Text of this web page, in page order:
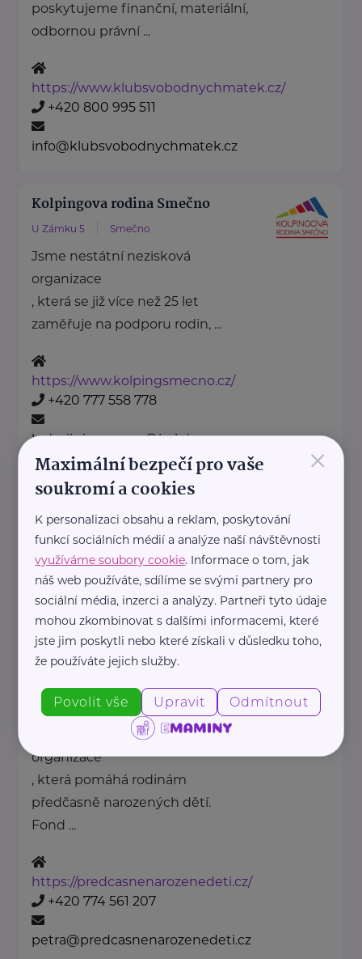
poskytujeme finanční, materiální,
odbornou právní ...
https://www.klubsvobodnychmatek.cz/
+420 800 995 511
info@klubsvobodnychmatek.cz
Kolpingova rodina Smečno
U Zámku 5 Smečno
Jsme nestátní nezisková
organizace
, která se již více než 25 let
zaměřuje na podporu rodin, ...
https://www.kolpingsmecno.cz/
+420 777 558 778
ludmila.janzurova@kolpingsmecno.cz
Ministerstvo práce a sociálních věcí ČR
Na Poříčním právu 1/376 Praha 2
https://www.mpsv.cz/
+420 950 191 111
posta@mpsv.cz
Nadační fond pro předčasně
narozené děti
Nadační fond pro předčasně
narozené děti je nezisková
organizace
, která pomáhá rodinám
předčasně narozených dětí.
Fond ...
https://predcasnenarozenedeti.cz/
+420 774 561 207
petra@predcasnenarozenedeti.cz
×
Maximální bezpečí pro vaše
soukromí a cookies
K personalizaci obsahu a reklam, poskytování
funkcí sociálních médií a analýze naší návštěvnosti
využíváme soubory cookie. Informace o tom, jak
náš web používáte, sdílíme se svými partnery pro
sociální média, inzerci a analýzy. Partneři tyto údaje
mohou zkombinovat s dalšími informacemi, které
jste jim poskytli nebo které získali v důsledku toho,
že používáte jejich služby.
Povolit vše Upravit Odmítnout